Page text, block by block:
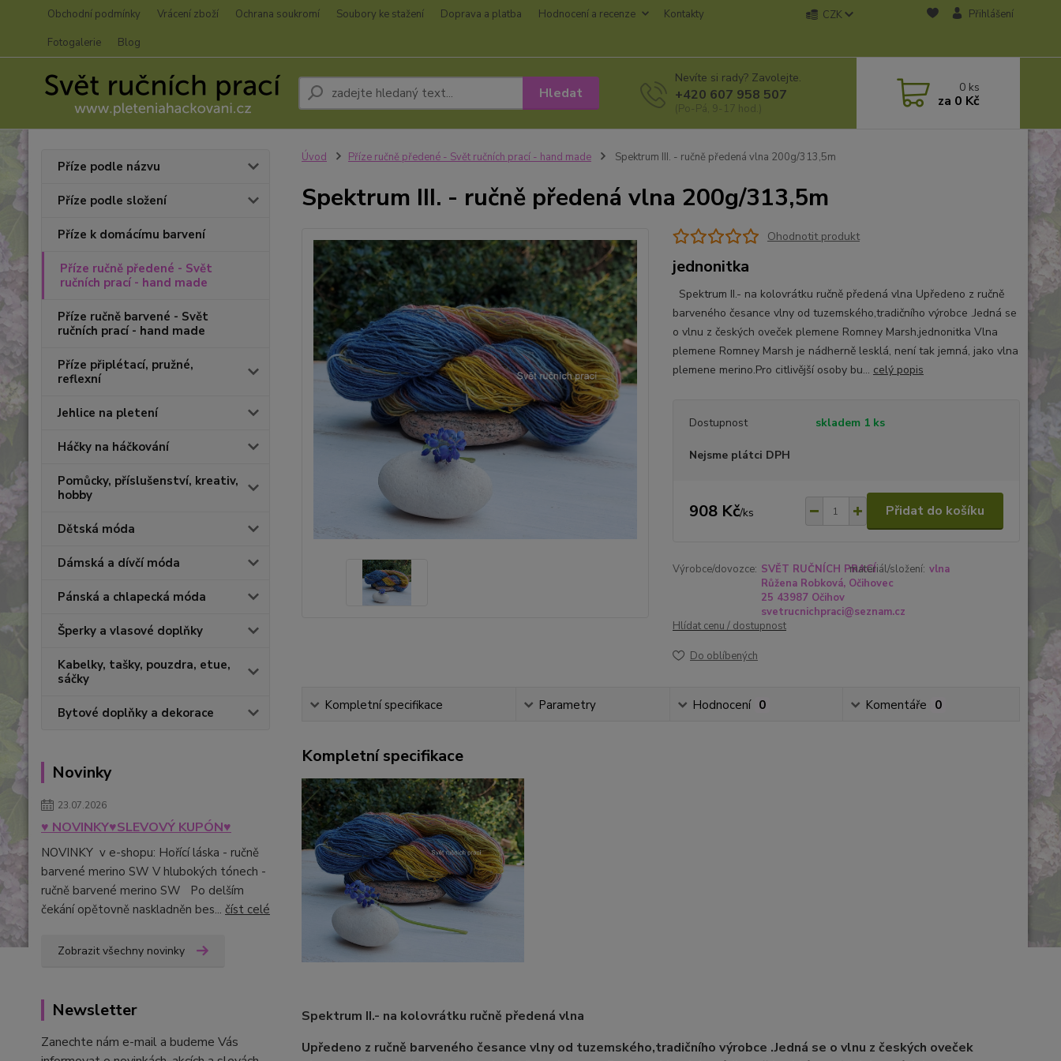
Obchodní podmínky Vrácení zboží Ochrana soukromí Soubory ke stažení Doprava a platba Hodnocení a recenze
Kontakty
Fotogalerie
Blog
CZK Přihlášení
Hledat
Nevíte si rady? Zavolejte.
+420 607 958 507
(Po-Pá, 9-17 hod.)
0 ks
za 0 Kč
Příze podle názvu
Příze podle složení
Příze k domácímu barvení
Příze ručně předené - Svět
ručních prací - hand made
Příze ručně barvené - Svět
ručních prací - hand made
Příze připlétací, pružné,
reflexní
Jehlice na pletení
Háčky na háčkování
Pomůcky, příslušenství, kreativ,
hobby
Dětská móda
Dámská a dívčí móda
Pánská a chlapecká móda
Šperky a vlasové doplňky
Kabelky, tašky, pouzdra, etue,
sáčky
Bytové doplňky a dekorace
Novinky
23.07.2026
♥ NOVINKY♥SLEVOVÝ KUPÓN♥
NOVINKY v e-shopu: Hořící láska - ručně
barvené merino SW V hlubokých tónech -
ručně barvené merino SW Po delším
čekání opětovně naskladněn bes... číst celé
Zobrazit všechny novinky
Newsletter
Zanechte nám e-mail a budeme Vás
Úvod Příze ručně předené - Svět ručních prací - hand made Spektrum III. - ručně předená vlna 200g/313,5m
Spektrum III. - ručně předená vlna 200g/313,5m
Ohodnotit produkt
jednonitka
Spektrum II.- na kolovrátku ručně předená vlna Upředeno z ručně
barveného česance vlny od tuzemského,tradičního výrobce .Jedná se
o vlnu z českých oveček plemene Romney Marsh,jednonitka Vlna
plemene Romney Marsh je nádherně lesklá, není tak jemná, jako vlna
plemene merino.Pro citlivější osoby bu... celý popis
Dostupnost skladem 1 ks
Nejsme plátci DPH
908 Kč/ks Přidat do košíku
Výrobce/dovozce: SVĚT RUČNÍCH PRACÍ
Růžena Robková, Očihovec
25 43987 Očihov
svetrucnichpraci@seznam.cz
materiál/složení: vlna
Hlídat cenu / dostupnost
Do oblíbených
Kompletní specifikace Parametry Hodnocení 0 Komentáře 0
Kompletní specifikace
Spektrum II.- na kolovrátku ručně předená vlna
Upředeno z ručně barveného česance vlny od tuzemského,tradičního výrobce .Jedná se o vlnu z českých oveček